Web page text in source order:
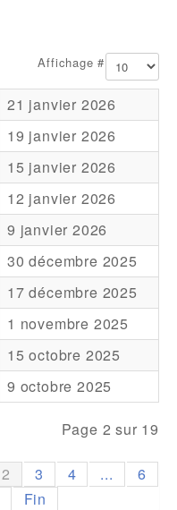
Affichage #
21 janvier 2026
19 janvier 2026
15 janvier 2026
12 janvier 2026
9 janvier 2026
30 décembre 2025
17 décembre 2025
1 novembre 2025
15 octobre 2025
9 octobre 2025
Page 2 sur 19
2 3 4 ...
6
Fin